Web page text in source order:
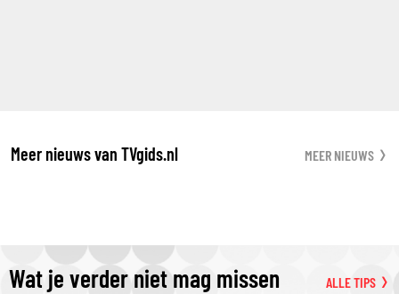
Meer nieuws van TVgids.nl MEER NIEUWS
Wat je verder niet mag missen ALLE TIPS